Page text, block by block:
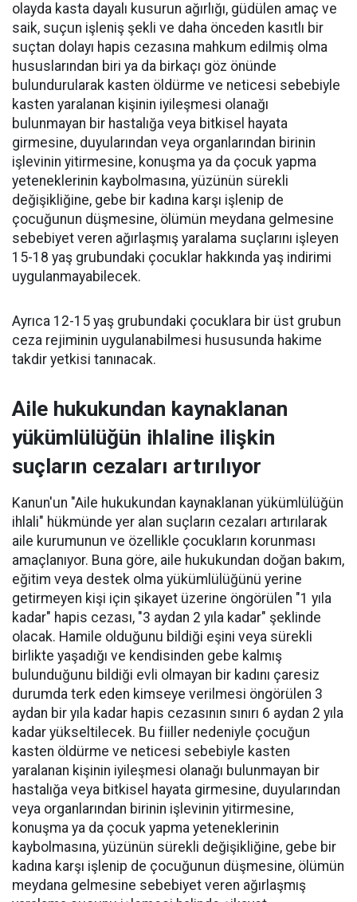
olayda kasta dayalı kusurun ağırlığı, güdülen amaç ve
saik, suçun işleniş şekli ve daha önceden kasıtlı bir
suçtan dolayı hapis cezasına mahkum edilmiş olma
hususlarından biri ya da birkaçı göz önünde
bulundurularak kasten öldürme ve neticesi sebebiyle
kasten yaralanan kişinin iyileşmesi olanağı
bulunmayan bir hastalığa veya bitkisel hayata
girmesine, duyularından veya organlarından birinin
işlevinin yitirmesine, konuşma ya da çocuk yapma
yeteneklerinin kaybolmasına, yüzünün sürekli
değişikliğine, gebe bir kadına karşı işlenip de
çocuğunun düşmesine, ölümün meydana gelmesine
sebebiyet veren ağırlaşmış yaralama suçlarını işleyen
15-18 yaş grubundaki çocuklar hakkında yaş indirimi
uygulanmayabilecek.
Ayrıca 12-15 yaş grubundaki çocuklara bir üst grubun
ceza rejiminin uygulanabilmesi hususunda hakime
takdir yetkisi tanınacak.
Aile hukukundan kaynaklanan
yükümlülüğün ihlaline ilişkin
suçların cezaları artırılıyor
Kanun'un "Aile hukukundan kaynaklanan yükümlülüğün
ihlali" hükmünde yer alan suçların cezaları artırılarak
aile kurumunun ve özellikle çocukların korunması
amaçlanıyor. Buna göre, aile hukukundan doğan bakım,
eğitim veya destek olma yükümlülüğünü yerine
getirmeyen kişi için şikayet üzerine öngörülen "1 yıla
kadar" hapis cezası, "3 aydan 2 yıla kadar" şeklinde
olacak. Hamile olduğunu bildiği eşini veya sürekli
birlikte yaşadığı ve kendisinden gebe kalmış
bulunduğunu bildiği evli olmayan bir kadını çaresiz
durumda terk eden kimseye verilmesi öngörülen 3
aydan bir yıla kadar hapis cezasının sınırı 6 aydan 2 yıla
kadar yükseltilecek. Bu fiiller nedeniyle çocuğun
kasten öldürme ve neticesi sebebiyle kasten
yaralanan kişinin iyileşmesi olanağı bulunmayan bir
hastalığa veya bitkisel hayata girmesine, duyularından
veya organlarından birinin işlevinin yitirmesine,
konuşma ya da çocuk yapma yeteneklerinin
kaybolmasına, yüzünün sürekli değişikliğine, gebe bir
kadına karşı işlenip de çocuğunun düşmesine, ölümün
meydana gelmesine sebebiyet veren ağırlaşmış